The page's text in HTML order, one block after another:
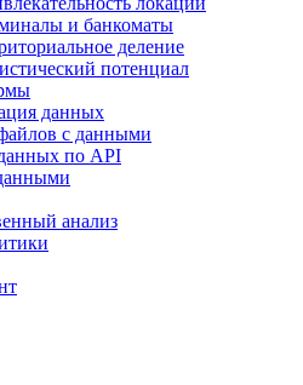
и банкоматы
деление
потенциал
данных
с данными
по API
анализ